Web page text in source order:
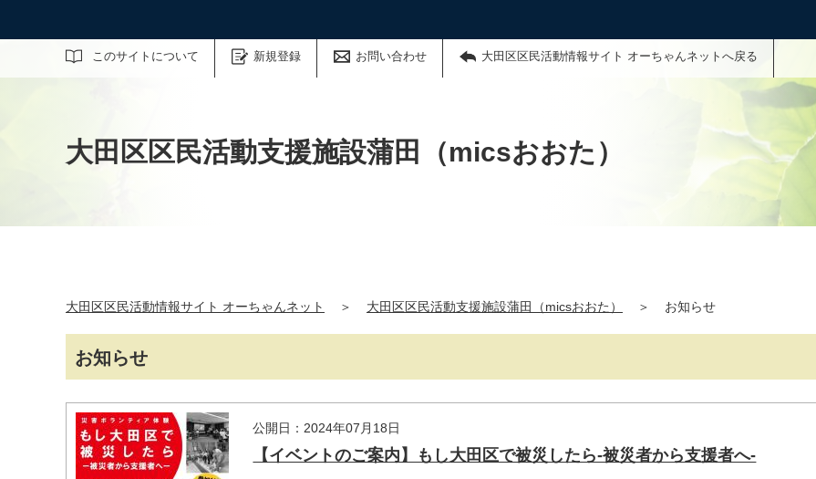
このサイトについて 新規登録 お問い合わせ 大田区区民活動情報サイト オーちゃんネットへ戻る
サイト内検索
大田区区民活動支援施設蒲田（micsおおた）
大田区区民活動情報サイト オーちゃんネット ＞ 大田区区民活動支援施設蒲田（micsおおた） ＞ お知らせ
お知らせ
公開日：2024年07月18日
【イベントのご案内】もし大田区で被災したら‐被災者から支援者へ‐